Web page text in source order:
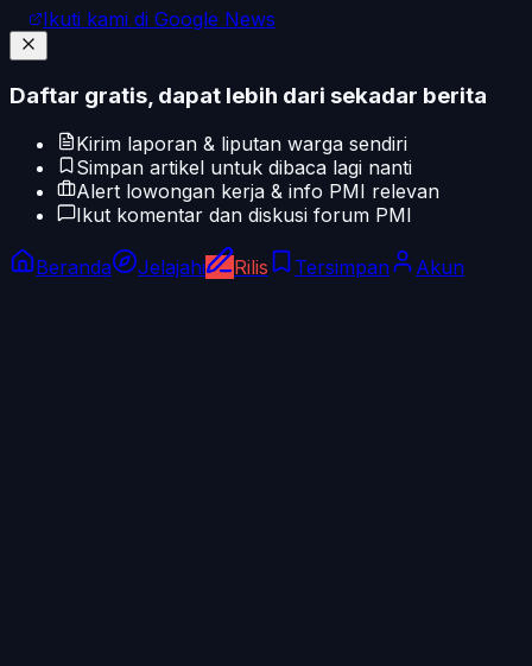
Ikuti kami di Google News
Daftar gratis, dapat lebih dari sekadar berita
Kirim laporan & liputan warga sendiri
Simpan artikel untuk dibaca lagi nanti
Alert lowongan kerja & info PMI relevan
Ikut komentar dan diskusi forum PMI
Beranda Jelajahi Rilis Tersimpan Akun